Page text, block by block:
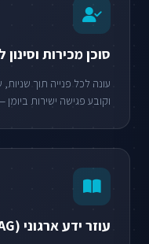
סוכן מכירות וסינון
עונה לכל פנייה תוך
וקובע פגישה ישירות
עוזר ידע ארגוני (RAG)